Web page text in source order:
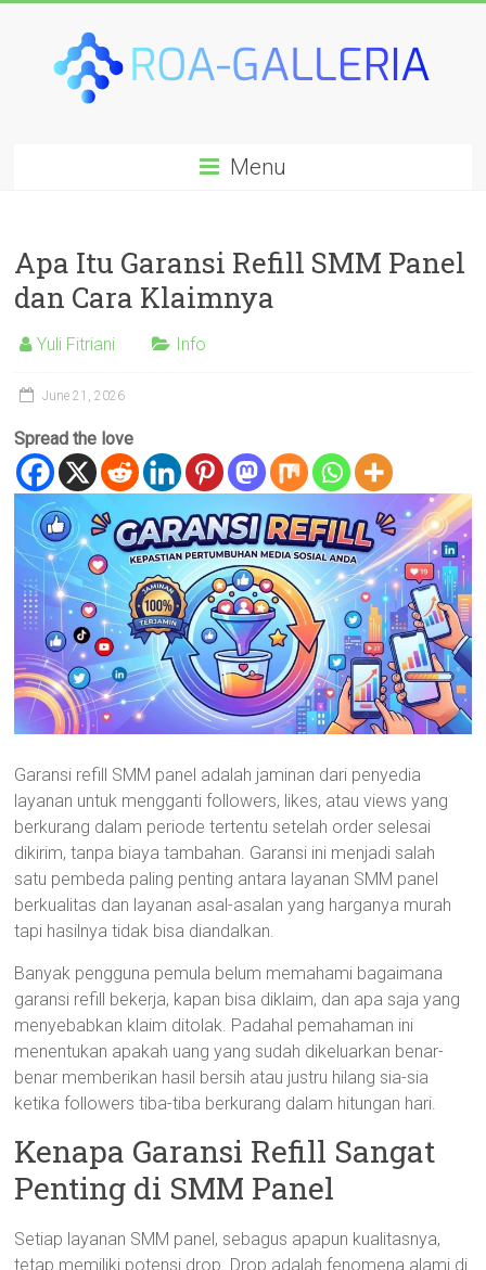
galleria.comMenu
Apa Itu Garansi Refill SMM Panel
dan Cara Klaimnya
Yuli Fitriani Info
June 21, 2026
Spread the love
Garansi refill SMM panel adalah jaminan dari penyedia
layanan untuk mengganti followers, likes, atau views yang
berkurang dalam periode tertentu setelah order selesai
dikirim, tanpa biaya tambahan. Garansi ini menjadi salah
satu pembeda paling penting antara layanan SMM panel
berkualitas dan layanan asal-asalan yang harganya murah
tapi hasilnya tidak bisa diandalkan.
Banyak pengguna pemula belum memahami bagaimana
garansi refill bekerja, kapan bisa diklaim, dan apa saja yang
menyebabkan klaim ditolak. Padahal pemahaman ini
menentukan apakah uang yang sudah dikeluarkan benar-
benar memberikan hasil bersih atau justru hilang sia-sia
ketika followers tiba-tiba berkurang dalam hitungan hari.
Kenapa Garansi Refill Sangat
Penting di SMM Panel
Setiap layanan SMM panel, sebagus apapun kualitasnya,
tetap memiliki potensi drop. Drop adalah fenomena alami di